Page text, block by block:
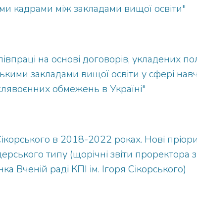
кадрами між закладами вищої освіти"
на основі договорів, укладених
закладами вищої освіти у сфері
обмежень в Україні"
в 2018-2022 роках. Нові
типу (щорічні звіти проректора з
Вченій раді КПІ ім. Ігоря Сікорського)